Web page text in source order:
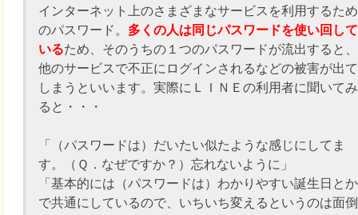
インターネット上のさまざまなサービスを利用するため
のパスワード。 多くの人は同じパスワードを使い回して
いるため、そのうちの１つのパスワードが流出すると、
他のサービスで不正にログインされるなどの被害が出て
しまうといいます。実際にＬＩＮＥの利用者に聞いてみ
ると・・・
「（パスワードは）だいたい似たような感じにしてま
す。（Ｑ．なぜですか？）忘れないように」
「基本的には（パスワードは）わかりやすい誕生日とか
で共通にしているので、いちいち変えるというのは面倒